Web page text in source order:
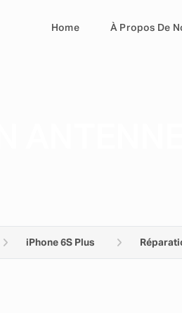
Home À Propos De
iPhone 6S Plus